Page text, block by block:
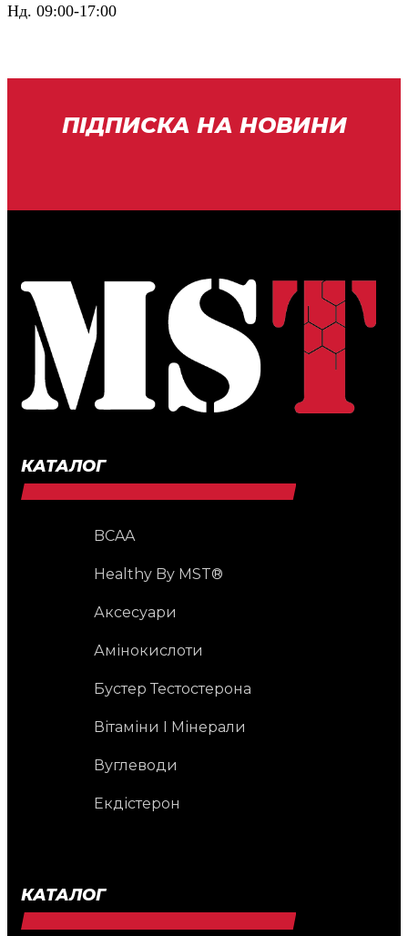
Нд. 09:00-17:00
ПІДПИСКА НА НОВИНИ
КАТАЛОГ
BCAA
Healthy By MST®
Аксесуари
Амінокислоти
Бустер Тестостерона
Вітаміни І Мінерали
Вуглеводи
Екдістерон
КАТАЛОГ